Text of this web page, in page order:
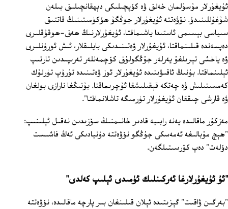
ئۇيغۇرلار مۇسۇلمان خەلق ۋە كۆپچىلىكى دېھقانچىلىق بىلەن
شۇغۇللىنىدۇ. نۆۋەتتە ئۇيغۇرلار جوڭگۇ ھۆكۈمىتىنىڭ قاتتىق
سىياسى بېسىمى ئاستىدا ياشىماقتا، ئۇيغۇرلارنىڭ ھەق-ھوقۇقلىرى
دەپسەندە قىلىنماقتا، ئۇيغۇرلار ۋەتىنىدىكى بايلىقلار، ئىش ئورۇنلىرى
ۋە ياخشى تېرىلغۇ يەرلەر جۇڭگولۇق كۆچمەنلەر تەرىپىدىن تارتىپ
ئېلىنماقتا. بۇنىڭ ئاقىۋىتىدە ئۇيغۇرلار ئوز ۋەتىنىدە تۇرۇپ تۈرلۇك
كەمسىتىلىش ۋە چەتكە قېقىلىشقا ئۇچرىماقتا. بۇنىڭغا نارازى بولغان
ۋە قارشى چىققان ئۇيغۇرلار تۈرمىگە تاشلانماقتا".
مەزكۇر ماقالىدە يەنە رابىيە قادىر خانىمنىڭ سۆزىدىن نەقىل ئېلىنىپ:
"ھېچ مۇبالىغە ئەمەسكى جۇڭگو نۆۋەتتە دۇنيادىكى ئەڭ فاشىست
دۆلەت" دەپ كۆرسىتىلگەن.
"ئۇ ئۇيغۇرلارغا ئەركىنلىك ئۈمىدى ئېلىپ كەلدى"
"بەرگىن ۋاقىت" گېزىتىدە ئېلان قىلىنغان بىر پارچە ماقالىدە، نۆۋەتتە